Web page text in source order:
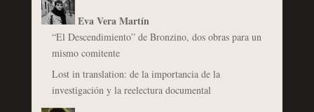
Eva Vera Martín
“El Descendimiento” de Bronzino, dos obras para un
mismo comitente
Lost in translation: de la importancia de la
investigación y la reelectura documental